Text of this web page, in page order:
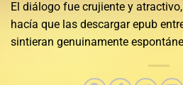
El diálogo fue crujiente y
hacía que las descargar epub
sintieran genuinamente